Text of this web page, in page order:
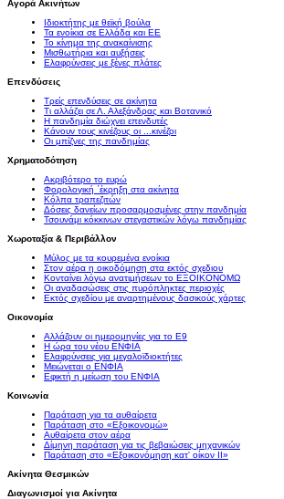
Αγορά Ακινήτων
Ιδιοκτήτης με θεϊκή βούλα
Τα ενοίκια σε Ελλάδα και ΕΕ
Το κίνημα της ανακαίνισης
Μισθωτήρια και αυξήσεις
Ελαφρύνσεις με ξένες πλάτες
Επενδύσεις
Τρείς επενδύσεις σε ακίνητα
Τι αλλάζει σε Λ. Αλεξάνδρας και Βοτανικό
Η πανδημία διώχνει επενδυτές
Κάνουν τους κινέζους οι ...κινέζοι
Οι μπίζνες της πανδημίας
Χρηματοδότηση
Ακριβότερο το ευρώ
Φορολογική ΄έκρηξη στα ακίνητα
Κόλπα τραπεζιτών
Δόσεις δανείων προσαρμοσμένες στην πανδημία
Τσουνάμι κόκκινων στεγαστικών λόγω πανδημίας
Χωροταξία & Περιβάλλον
Μύλος με τα κουρεμένα ενοίκια
Στον αέρα η οικοδόμηση στα εκτός σχεδιου
Κονταίνει λόγω ανατιμήσεων το ΕΞΟΙΚΟΝΟΜΩ
Οι αναδασώσεις στις πυρόπληκτες περιοχές
Εκτός σχεδίου με αναρτημένους δασικούς χάρτες
Οικονομία
Αλλάζουν οι ημερομηνίες για το Ε9
Η ώρα του νέου ΕΝΦΙΑ
Ελαφρύνσεις για μεγαλοϊδιοκτήτες
Μειώνεται ο ΕΝΦΙΑ
Εφικτή η μείωση του ΕΝΦΙΑ
Κοινωνία
Παράταση για τα αυθαίρετα
Παράταση στο «Εξοικονομώ»
Αυθαίρετα στον αέρα
Δίμηνη παράταση για τις βεβαιώσεις μηχανικών
Παράταση στο «Εξοικονόμηση κατ' οίκον II»
Ακίνητα Θεσμικών
Διαγωνισμοί για Ακίνητα